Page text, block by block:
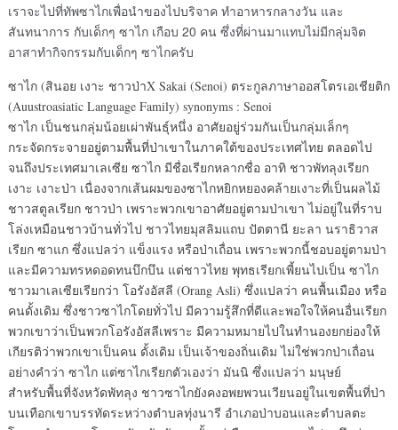
เราจะไปที่ทัพซาไกเพื่อนำของไปบริจาค ทำอาหารกลางวัน และ
สันทนาการ กับเด็กๆ ซาไก เกือบ 20 คน ซึ่งที่ผ่านมาแทบไม่มีกลุ่มจิต
อาสาทำกิจกรรมกับเด็กๆ ซาไกครับ
ซาไก (สินอย เงาะ ชาวป่าX Sakai (Senoi) ตระกูลภาษาออสโตรเอเชียติก
(Auustroasiatic Language Family) synonyms : Senoi
ซาไก เป็นชนกลุ่มน้อยเผ่าพันธุ์หนึ่ง อาศัยอยู่ร่วมกันเป็นกลุ่มเล็กๆ
กระจัดกระจายอยู่ตามพื้นที่ป่าเขาในภาคใต้ของประเทศไทย ตลอดไป
จนถึงประเทศมาเลเซีย ซาไก มีชื่อเรียกหลากชื่อ อาทิ ชาวพัทลุงเรียก
เงาะ เงาะป่า เนื่องจากเส้นผมของซาไกหยิกหยองคล้ายเงาะที่เป็นผลไม้
ชาวสตูลเรียก ชาวป่า เพราะพวกเขาอาศัยอยู่ตามป่าเขา ไม่อยู่ในที่ราบ
โล่งเหมือนชาวบ้านทั่วไป ชาวไทยมุสลิมแถบ ปัตตานี ยะลา นราธิวาส
เรียก ซาแก ซึ่งแปลว่า แข็งแรง หรือป่าเถื่อน เพราะพวกนี้ชอบอยู่ตามป่า
และมีความทรหดอดทนบึกบึน แต่ชาวไทย พุทธเรียกเพี้ยนไปเป็น ซาไก
ชาวมาเลเซียเรียกว่า โอรังอัสลี (Orang Asli) ซึ่งแปลว่า คนพื้นเมือง หรือ
คนดั้งเดิม ซึ่งชาวซาไกโดยทั่วไป มีความรู้สึกที่ดีและพอใจให้คนอื่นเรียก
พวกเขาว่าเป็นพวกโอรังอัสลีเพราะ มีความหมายไปในทำนองยกย่องให้
เกียรติว่าพวกเขาเป็นคน ดั้งเดิม เป็นเจ้าของถิ่นเดิม ไม่ใช่พวกป่าเถื่อน
อย่างคำว่า ซาไก แต่ซาไกเรียกตัวเองว่า มันนิ ซึ่งแปลว่า มนุษย์
สำหรับพื้นที่จังหวัดพัทลุง ชาวซาไกยังคงอพยพวนเวียนอยู่ในเขตพื้นที่ป่า
บนเทือกเขาบรรทัดระหว่างตำบลทุ่งนารี อำเภอป่าบอนและตำบลตะ